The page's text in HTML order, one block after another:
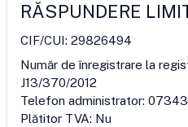
RĂSPUNDERE
CIF/CUI: 29826494
Număr de înregistrare la
J13/370/2012
Telefon administrator:
Plătitor TVA: Nu